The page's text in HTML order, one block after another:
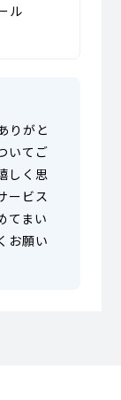
ル
りがと
いてご
しく思
ービス
てまい
お願い